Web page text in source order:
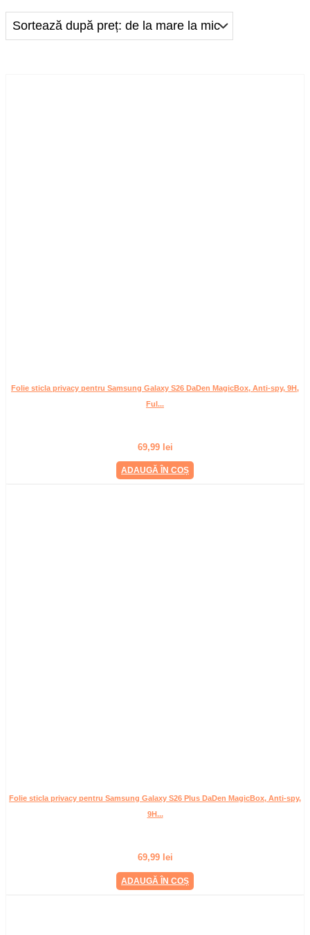
Folie sticla privacy pentru Samsung Galaxy S26 DaDen MagicBox, Anti-spy, 9H,
Ful...
69,99 lei
ADAUGĂ ÎN COȘ
Folie sticla privacy pentru Samsung Galaxy S26 Plus DaDen MagicBox, Anti-spy,
9H...
69,99 lei
ADAUGĂ ÎN COȘ